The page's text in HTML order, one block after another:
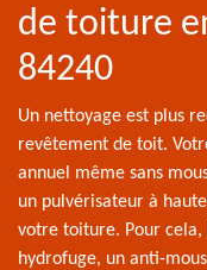
de toiture
84240
Un nettoyage est plus
revêtement de toit.
annuel même sans
un pulvérisateur à
votre toiture. Pour
hydrofuge, un anti-